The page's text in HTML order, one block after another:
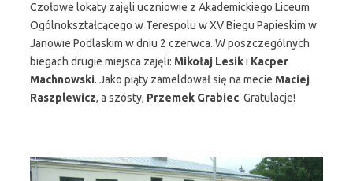
Czołowe lokaty zajęli uczniowie z Akademickiego Liceum
Ogólnokształcącego w Terespolu w XV Biegu Papieskim w
Janowie Podlaskim w dniu 2 czerwca. W poszczególnych
biegach drugie miejsca zajęli: Mikołaj Lesiki Kacper
Machnowski. Jako piąty zameldował się na mecie Maciej
Raszplewicz, a szósty, Przemek Grabiec. Gratulacje!